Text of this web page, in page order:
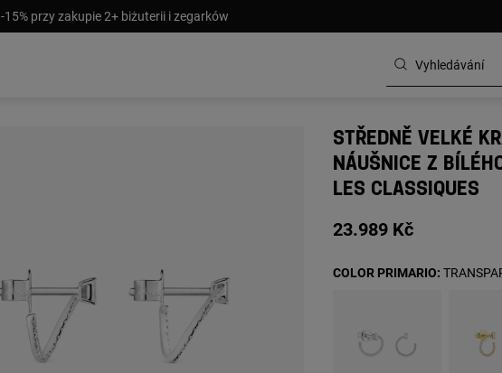
-15% przy zakupie 2+ biżuterii i zegarków
STŘEDNĚ VELKÉ
NÁUŠNICE Z
LES CLASSIQUES
23.989 Kč
COLOR PRIMARIO: